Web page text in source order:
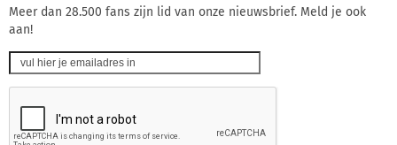
Meer dan 28.500 fans zijn lid van onze nieuwsbrief. Meld je ook
aan!